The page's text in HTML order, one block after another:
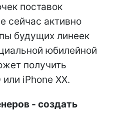
поставок
сейчас активно
будущих линеек
юбилейной
получить
iPhone XX.
- создать